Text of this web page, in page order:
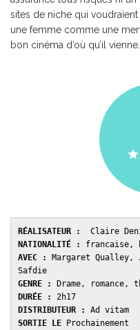
sites de niche qui
une femme comme une
bon cinéma d’où qu’il vienne.
RÉALISATEUR :
NATIONALITÉ :
AVEC : Margaret Qualley,
GENRE :
DURÉE :
DISTRIBUTEUR :
SORTIE LE
Prochainement